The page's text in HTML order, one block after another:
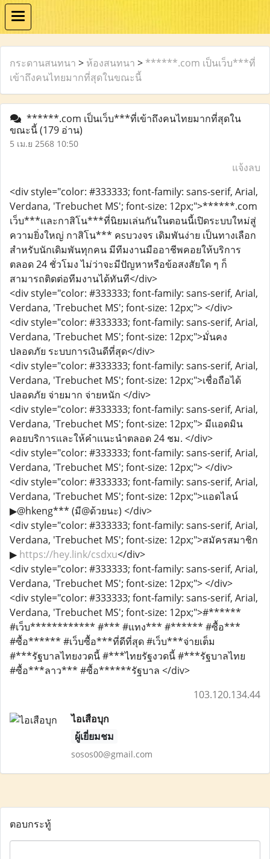
กระดานสนทนา > ห้องสนทนา > ******.com เป็นเว็บ***ที่
เข้าถึงคนไทยมากที่สุดในขณะนี้
******.com เป็นเว็บ***ที่เข้าถึงคนไทยมากที่สุดใน
ขณะนี้(179 อ่าน)
5 เม.ย 2568 10:50
แจ้งลบ
<div style="color: #333333; font-family: sans-serif, Arial,
Verdana, 'Trebuchet MS'; font-size: 12px;">******.com
เว็บ***เเละกาสิโน***ที่นิยมเล่นกันในตอนนี้เปิดระบบใหม่สู่
ความยิ่งใหญ่ กาสิโน*** คsบวงจร เดิมพันง่าย เป็นทางเลือก
สำหรับนักเดิมพันทุกคน มีทีมงานมืออาชีพคอยให้บริการ
ตลอด 24 ชั่วโมง ไม่ว่าจะมีปัญหาหรือข้อสงสัยใด ๆ ก็
สามารถติดต่อทีมงานได้ทันที</div>
<div style="color: #333333; font-family: sans-serif, Arial,
Verdana, 'Trebuchet MS'; font-size: 12px;"> </div>
<div style="color: #333333; font-family: sans-serif, Arial,
Verdana, 'Trebuchet MS'; font-size: 12px;">มั่นคง
ปลอดภัย ระบบการเงินดีที่สุด</div>
<div style="color: #333333; font-family: sans-serif, Arial,
Verdana, 'Trebuchet MS'; font-size: 12px;">เชื่อถือได้
ปลอดภัย จ่ายมาก จ่ายหนัก </div>
<div style="color: #333333; font-family: sans-serif, Arial,
Verdana, 'Trebuchet MS'; font-size: 12px;"> มีแอดมิน
คอยบริการเเละให้คำเเนะนำตลอด 24 ชม. </div>
<div style="color: #333333; font-family: sans-serif, Arial,
Verdana, 'Trebuchet MS'; font-size: 12px;"> </div>
<div style="color: #333333; font-family: sans-serif, Arial,
Verdana, 'Trebuchet MS'; font-size: 12px;">แอดไลน์
▶@hkeng*** (มี@ด้วยนะ) </div>
<div style="color: #333333; font-family: sans-serif, Arial,
Verdana, 'Trebuchet MS'; font-size: 12px;">สมัครสมาชิก
▶ https://hey.link/csdxu</div>
<div style="color: #333333; font-family: sans-serif, Arial,
Verdana, 'Trebuchet MS'; font-size: 12px;"> </div>
<div style="color: #333333; font-family: sans-serif, Arial,
Verdana, 'Trebuchet MS'; font-size: 12px;">#******
#เว็บ************ #*** #แทง*** #****** #ซื้อ***
#ซื้อ****** #เว็บซื้อ***ที่ดีที่สุด #เว็บ***จ่ายเต็ม
#***รัฐบาลไทยงวดนี้ #***ไทยรัฐงวดนี้ #***รัฐบาลไทย
#ซื้อ***ลาว*** #ซื้อ******รัฐบาล </div>
103.120.134.44
ไอเสือบุก
ผู้เยี่ยมชม
sosos00@gmail.com
ตอบกระทู้